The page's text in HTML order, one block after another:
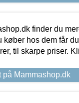
finder du
køber hos dem får
til skarpe priser.
på Mammashop.dk